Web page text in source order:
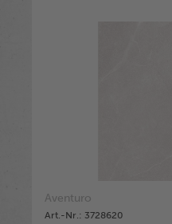
Aventuro
Art.-Nr.: 3728620